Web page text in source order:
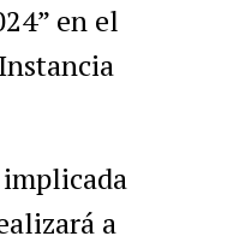
en el
a